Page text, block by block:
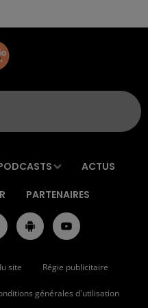
ACTUS
PARTENAIRES
site Régie publicitaire
générales d'utilisation